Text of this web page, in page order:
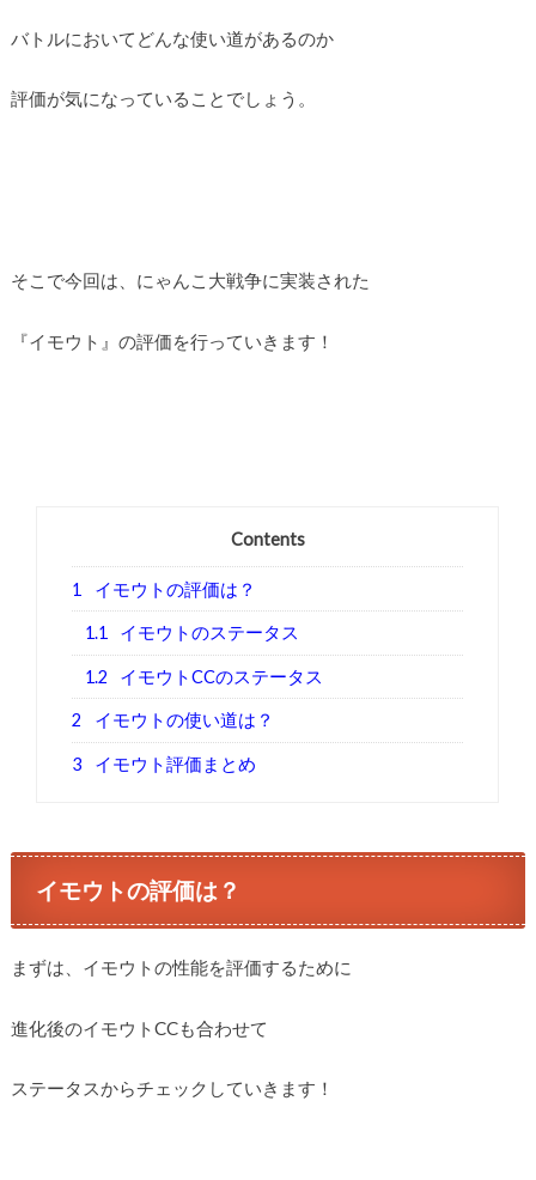
バトルにおいてどんな使い道があるのか
評価が気になっていることでしょう。
そこで今回は、にゃんこ大戦争に実装された
『イモウト』の評価を行っていきます！
Contents
1 イモウトの評価は？
1.1 イモウトのステータス
1.2 イモウトCCのステータス
2 イモウトの使い道は？
3 イモウト評価まとめ
イモウトの評価は？
まずは、イモウトの性能を評価するために
進化後のイモウトCCも合わせて
ステータスからチェックしていきます！